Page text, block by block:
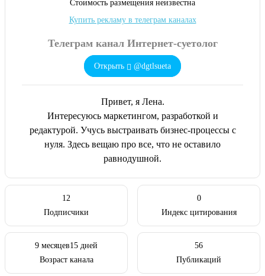
Телеграм канал Интернет-суетолог
Открыть @dgtlsueta
Привет, я Лена.
Интересуюсь маркетингом, разработкой и
редактурой. Учусь выстраивать бизнес-процессы с
нуля. Здесь вещаю про все, что не оставило
равнодушной.
Cтоимость размещения неизвестна
Купить рекламу в телеграм каналах
12
Подписчики
0
Индекс цитирования
9 месяцев15 дней
Возраст канала
56
Публикаций